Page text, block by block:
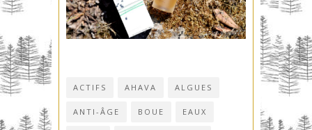
ACTIFS AHAVA ALGUES
ANTI-ÂGE BOUE EAUX